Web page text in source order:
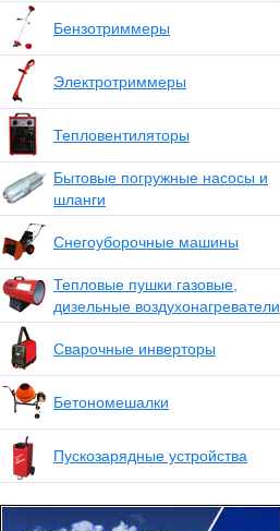
Бензотриммеры
Электротриммеры
Тепловентиляторы
Бытовые погружные насосы и
шланги
Снегоуборочные машины
Тепловые пушки газовые,
дизельные воздухонагреватели
Сварочные инверторы
Бетономешалки
Пускозарядные устройства